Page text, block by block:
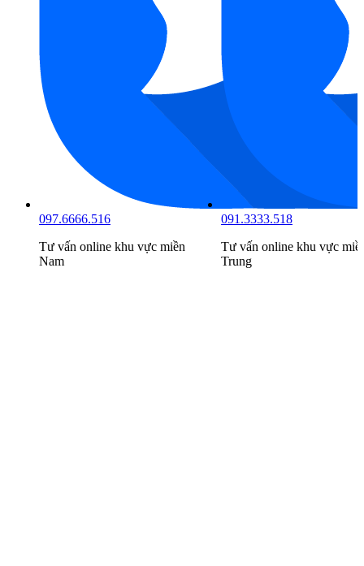
097.6666.516
Tư vấn online khu vực miền
Nam
091.3333.518
Tư vấn online khu vực
Trung